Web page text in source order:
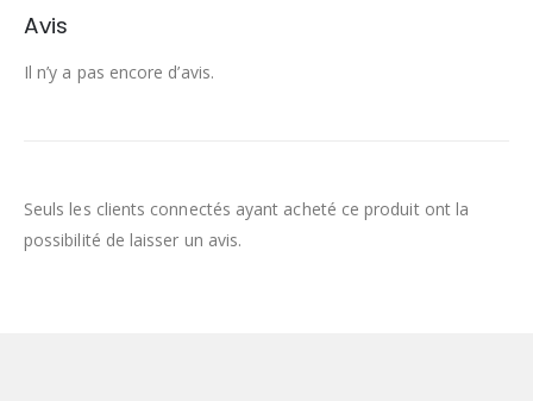
Avis
Il n’y a pas encore d’avis.
Seuls les clients connectés ayant acheté ce produit ont la
possibilité de laisser un avis.